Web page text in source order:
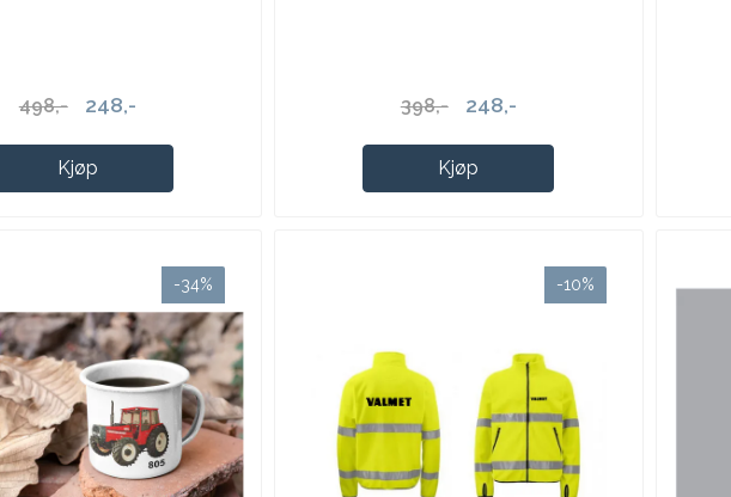
498,- 248,-
Kjøp
398,- 248,-
Kjøp
-34% -10%